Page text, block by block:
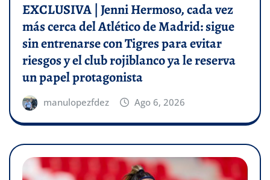
EXCLUSIVA | Jenni Hermoso, cada vez
más cerca del Atlético de Madrid: sigue
sin entrenarse con Tigres para evitar
riesgos y el club rojiblanco ya le reserva
un papel protagonista
manulopezfdez Ago 6, 2026